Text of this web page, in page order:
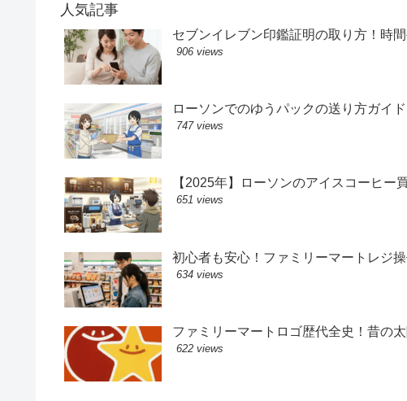
人気記事
セブンイレブン印鑑証明の取り方！時
906 views
ローソンでのゆうパックの送り方ガイ
747 views
【2025年】ローソンのアイスコーヒー
651 views
初心者も安心！ファミリーマートレジ
634 views
ファミリーマートロゴ歴代全史！昔の
622 views